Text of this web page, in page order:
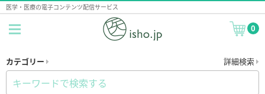
医学・医療の電子コンテンツ配信サービス
0
カテゴリー 詳細検索